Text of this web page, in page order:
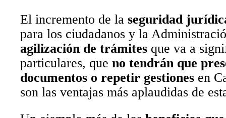
El incremento de la seguridad
para los ciudadanos y la
agilización de trámites que va a
particulares, que no tendrán que
documentos o repetir gestiones en
son las ventajas más aplaudidas de